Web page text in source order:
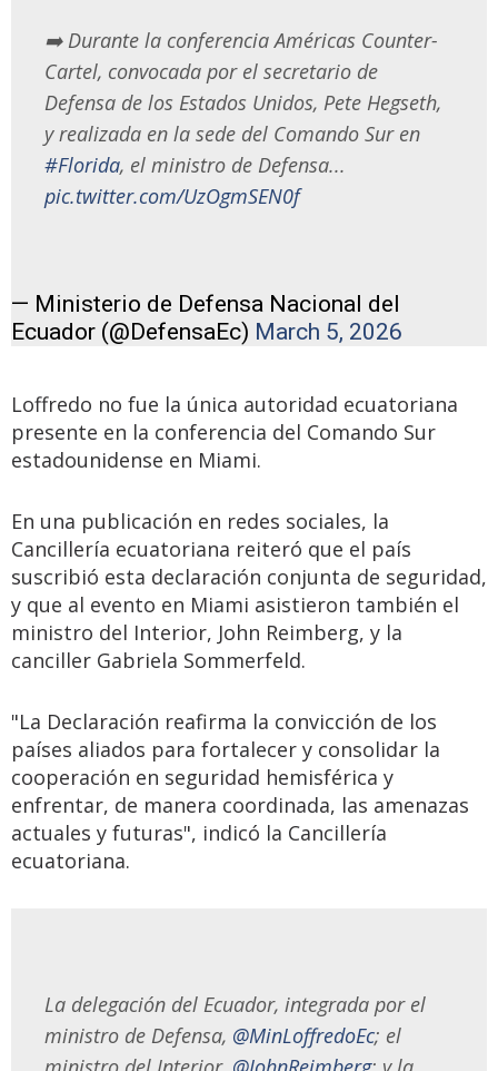
➡️ Durante la conferencia Américas Counter-
Cartel, convocada por el secretario de
Defensa de los Estados Unidos, Pete Hegseth,
y realizada en la sede del Comando Sur en
#Florida, el ministro de Defensa...
pic.twitter.com/UzOgmSEN0f
— Ministerio de Defensa Nacional del
Ecuador (@DefensaEc) March 5, 2026
Loffredo no fue la única autoridad ecuatoriana
presente en la conferencia del Comando Sur
estadounidense en Miami.
En una publicación en redes sociales, la
Cancillería ecuatoriana reiteró que el país
suscribió esta declaración conjunta de seguridad,
y que al evento en Miami asistieron también el
ministro del Interior, John Reimberg, y la
canciller Gabriela Sommerfeld.
"La Declaración reafirma la convicción de los
países aliados para fortalecer y consolidar la
cooperación en seguridad hemisférica y
enfrentar, de manera coordinada, las amenazas
actuales y futuras", indicó la Cancillería
ecuatoriana.
La delegación del Ecuador, integrada por el
ministro de Defensa, @MinLoffredoEc; el